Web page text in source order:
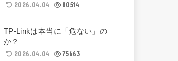
2026.04.04
80514
TP-Linkは本当に「危ない」の
か？
2026.04.04
75663